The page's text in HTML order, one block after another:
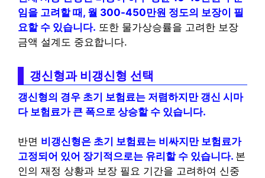
임을 고려할 때, 월 300-450만원 정도의 보장이 필
요할 수 있습니다. 또한 물가상승률을 고려한 보장
금액 설계도 중요합니다.
갱신형과 비갱신형 선택
갱신형의 경우 초기 보험료는 저렴하지만 갱신 시마
다 보험료가 큰 폭으로 상승할 수 있습니다.
반면 비갱신형은 초기 보험료는 비싸지만 보험료가
고정되어 있어 장기적으로는 유리할 수 있습니다. 본
인의 재정 상황과 보장 필요 기간을 고려하여 신중